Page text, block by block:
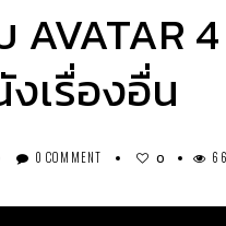
AVATAR
เรื่องอื่น
0 COMMENT 0